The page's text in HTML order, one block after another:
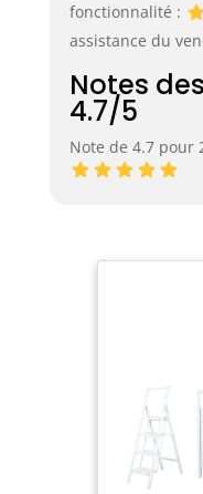
fonctionnalité :
assistance du
Notes
4.7/5
Note de 4.7 pour